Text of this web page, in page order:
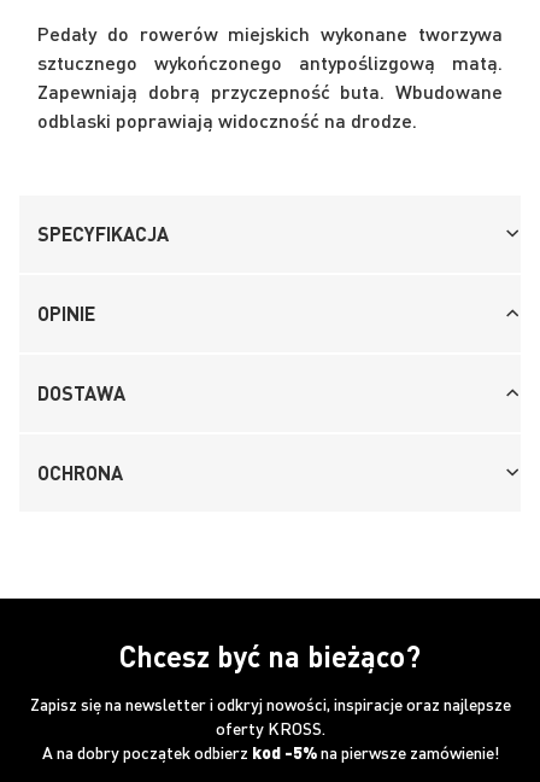
Pedały do rowerów miejskich wykonane tworzywa
sztucznego wykończonego antypoślizgową matą.
Zapewniają dobrą przyczepność buta. Wbudowane
odblaski poprawiają widoczność na drodze.
SPECYFIKACJA
OPINIE
DOSTAWA
OCHRONA
Chcesz być na bieżąco?
Zapisz się na newsletter i odkryj nowości, inspiracje oraz najlepsze
oferty KROSS.
A na dobry początek odbierz kod -5%na pierwsze zamówienie!